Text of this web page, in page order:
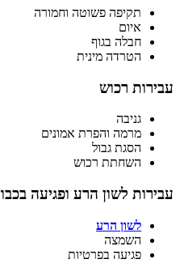
תקיפה פשוטה וחמורה
איום
חבלה בגוף
הטרדה מינית
עבירות רכוש
גניבה
מרמה והפרת אמונים
הסגת גבול
השחתת רכוש
עבירות לשון הרע ופגיעה
לשון הרע
השמצה
פגיעה בפרטיות